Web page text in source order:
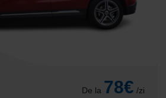
De la 78€ /zi